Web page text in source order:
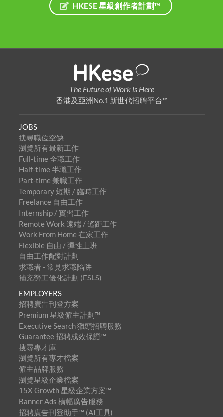
HKESE 星級創作者計劃™
The Future of Work is Here
香港及亞洲No.1 新世代招聘平台™
JOBS
搜尋職位空缺
瀏覽所有最新工作
Full-time 全職工作
Half-time 半職工作
Part-time 兼職工作
Temporary 短期 / 臨時工作
Freelance 自由工作
Internship / 實習工作
Remote Work 遠端 / 遙距工作
Work From Home 在家工作
Flexible 自由 / 彈性上班
自由工作配對計劃
求職者 - 常見求職陷阱
補充勞工優化計劃 (ESLS)
EMPLOYERS
招聘廣告刊登方案
Premium 星級僱主計劃™
Executive Search 獵頭招聘服務
Guarantee 招聘成效保證™
搜尋專才庫
瀏覽所有專才檔案
僱主品牌服務
瀏覽星級企業檔案
15X Growth 星級企業方案™
Banner Ads 橫幅廣告服務
招聘廣告刊登助手™ (AI工具)